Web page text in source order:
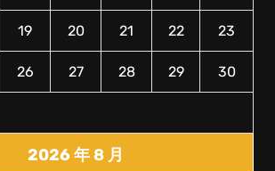
2026 年 8 月
19 20 21 22 23
26 27 28 29 30